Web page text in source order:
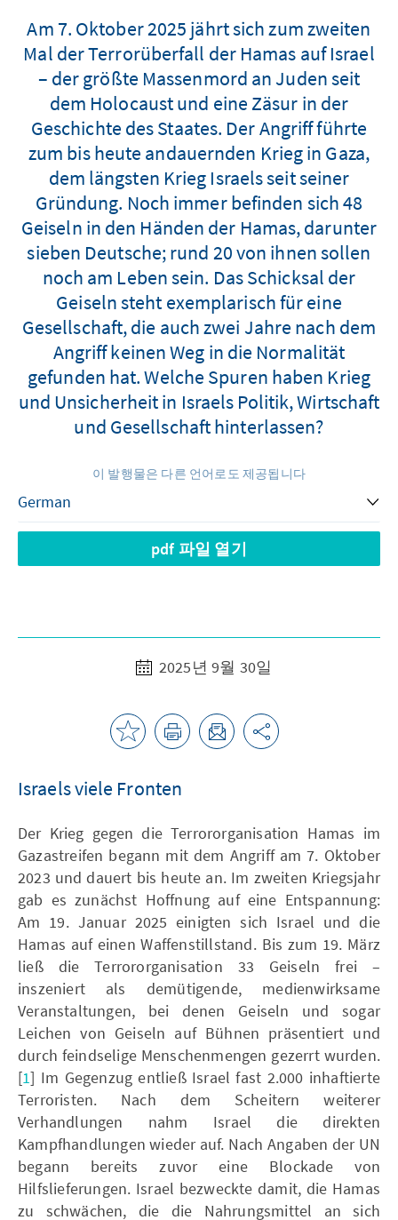
Am 7. Oktober 2025 jährt sich zum zweiten
Mal der Terrorüberfall der Hamas auf Israel
– der größte Massenmord an Juden seit
dem Holocaust und eine Zäsur in der
Geschichte des Staates. Der Angriff führte
zum bis heute andauernden Krieg in Gaza,
dem längsten Krieg Israels seit seiner
Gründung. Noch immer befinden sich 48
Geiseln in den Händen der Hamas, darunter
sieben Deutsche; rund 20 von ihnen sollen
noch am Leben sein. Das Schicksal der
Geiseln steht exemplarisch für eine
Gesellschaft, die auch zwei Jahre nach dem
Angriff keinen Weg in die Normalität
gefunden hat. Welche Spuren haben Krieg
und Unsicherheit in Israels Politik, Wirtschaft
und Gesellschaft hinterlassen?
이 발행물은 다른 언어로도 제공됩니다
pdf 파일 열기
2025년 9월 30일
Israels viele Fronten
Der Krieg gegen die Terrororganisation Hamas im
Gazastreifen begann mit dem Angriff am 7. Oktober
2023 und dauert bis heute an. Im zweiten Kriegsjahr
gab es zunächst Hoffnung auf eine Entspannung:
Am 19. Januar 2025 einigten sich Israel und die
Hamas auf einen Waffenstillstand. Bis zum 19. März
ließ die Terrororganisation 33 Geiseln frei –
inszeniert als demütigende, medienwirksame
Veranstaltungen, bei denen Geiseln und sogar
Leichen von Geiseln auf Bühnen präsentiert und
durch feindselige Menschenmengen gezerrt wurden.
[1] Im Gegenzug entließ Israel fast 2.000 inhaftierte
Terroristen. Nach dem Scheitern weiterer
Verhandlungen nahm Israel die direkten
Kampfhandlungen wieder auf. Nach Angaben der UN
begann bereits zuvor eine Blockade von
Hilfslieferungen. Israel bezweckte damit, die Hamas
zu schwächen, die die Nahrungsmittel an sich